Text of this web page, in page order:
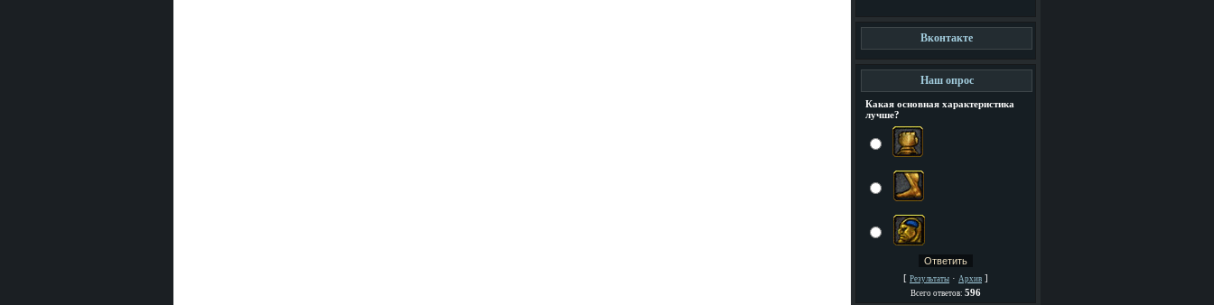
Вконтакте
Наш опрос
Какая основная характеристика
лучше?
[ Результаты · Архив ]
Всего ответов: 596